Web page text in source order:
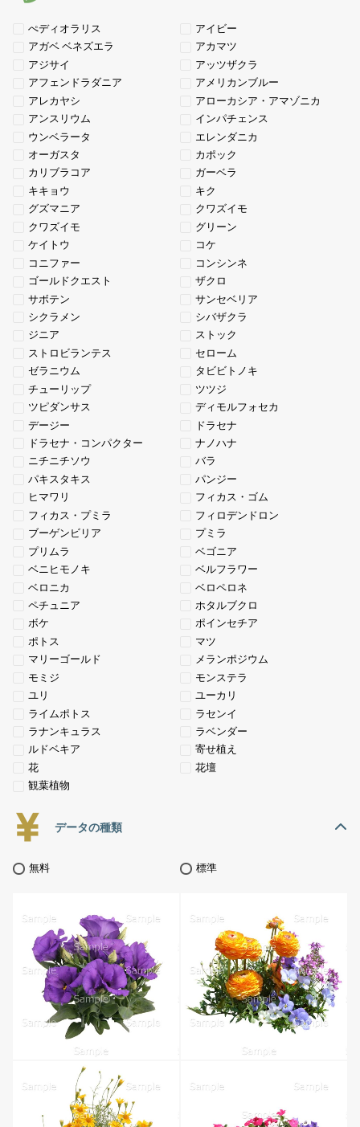
ぺディオラリス
アイビー
アガベ ベネズエラ
アカマツ
アジサイ
アッツザクラ
アフェンドラダニア
アメリカンブルー
アレカヤシ
アローカシア・アマゾニカ
アンスリウム
インパチェンス
ウンベラータ
エレンダニカ
オーガスタ
カポック
カリブラコア
ガーベラ
キキョウ
キク
グズマニア
クワズイモ
クワズイモ
グリーン
ケイトウ
コケ
コニファー
コンシンネ
ゴールドクエスト
ザクロ
サボテン
サンセベリア
シクラメン
シバザクラ
ジニア
ストック
ストロビランテス
セローム
ゼラニウム
タビビトノキ
チューリップ
ツツジ
ツピダンサス
ディモルフォセカ
デージー
ドラセナ
ドラセナ・コンパクター
ナノハナ
ニチニチソウ
バラ
パキスタキス
パンジー
ヒマワリ
フィカス・ゴム
フィカス・プミラ
フィロデンドロン
ブーゲンビリア
プミラ
プリムラ
ベゴニア
ベニヒモノキ
ベルフラワー
ベロニカ
ベロペロネ
ペチュニア
ホタルブクロ
ボケ
ポインセチア
ポトス
マツ
マリーゴールド
メランポジウム
モミジ
モンステラ
ユリ
ユーカリ
ライムポトス
ラセンイ
ラナンキュラス
ラベンダー
ルドベキア
寄せ植え
花
花壇
観葉植物
データの種類
無料 標準